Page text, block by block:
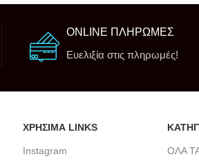
ONLINE ΠΛΗΡΩΜΕΣ
Ευελιξία στις πληρωμές!
ΧΡΗΣΙΜΑ LINKS
Instagram ΟΛΑ